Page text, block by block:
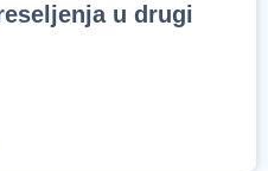
u drugi